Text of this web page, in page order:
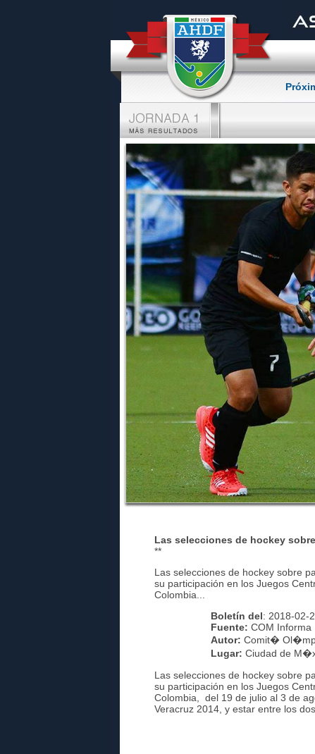
Las selecciones de hockey
**
Las selecciones de hockey sobre
su participación en los Juegos
Colombia...
Boletín del: 2018-02-
Fuente: COM Informa
Autor: Comit�
Lugar: Ciudad de
Las selecciones de hockey sobre
su participación en los Juegos
Colombia, del 19 de julio al 3 de
Veracruz 2014, y estar entre los